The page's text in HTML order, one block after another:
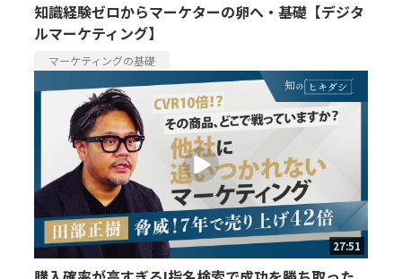
知識経験ゼロからマーケターの卵へ・基礎【デジタ
ルマーケティング】
マーケティングの基礎
27:51